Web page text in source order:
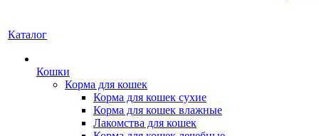
Каталог
Кошки
Корма для кошек
Корма для кошек сухие
Корма для кошек влажные
Лакомства для кошек